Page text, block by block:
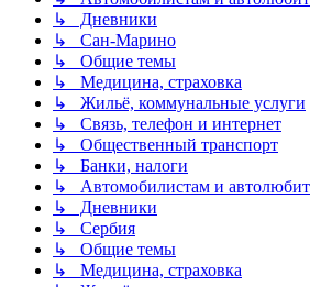
↳ Дневники
↳ Сан-Марино
↳ Общие темы
↳ Медицина, страховка
↳ Жильё, коммунальные услуги
↳ Связь, телефон и интернет
↳ Общественный транспорт
↳ Банки, налоги
↳ Автомобилистам и
↳ Дневники
↳ Сербия
↳ Общие темы
↳ Медицина, страховка